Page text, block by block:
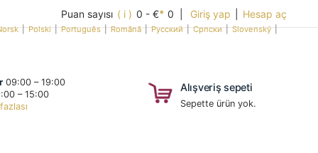
Puan sayısı ( i ) 0 - €* 0 | Giriş yap Hesap aç
|Polski|Português|Română|Русский|Српски|Slovenský|
09:00 – 19:00
– 15:00
Alışveriş sepeti
Sepette ürün yok.